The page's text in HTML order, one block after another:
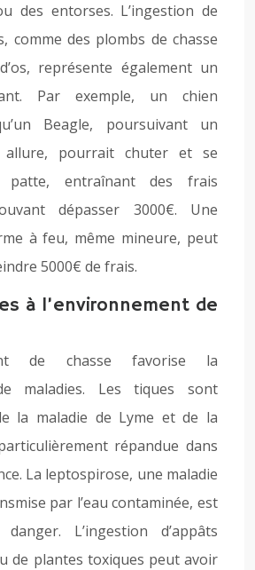
des entorses. L’ingestion de
comme des plombs de chasse
représente également un
Par exemple, un chien
Beagle, poursuivant un
pourrait chuter et se
patte, entraînant des frais
dépasser 3000€. Une
à feu, même mineure, peut
5000€ de frais.
à l’environnement de
de chasse favorise la
maladies. Les tiques sont
la maladie de Lyme et de la
répandue dans
La leptospirose, une maladie
par l’eau contaminée, est
L’ingestion d’appâts
de plantes toxiques peut avoir